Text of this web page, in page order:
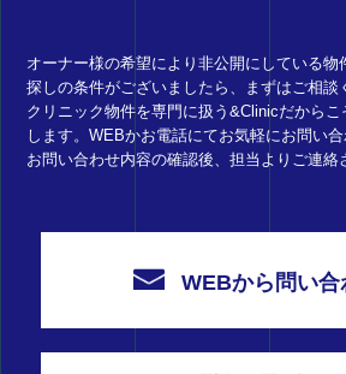
オーナー様の希望により非公開にしている物
探しの条件がございましたら、まずはご相談
クリニック物件を専門に扱う&Clinicだから
します。WEBかお電話にてお気軽にお問い合
お問い合わせ内容の確認後、担当よりご連絡
WEBから問い合